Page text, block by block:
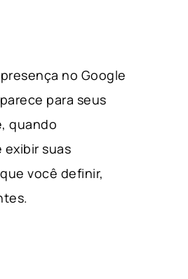
no Google
para seus
quando
exibir suas
você definir,